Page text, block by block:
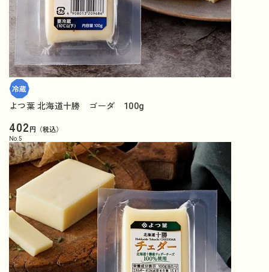
よつ葉 北海道十勝 ゴーダ 100g
402円（税込）
No. 5